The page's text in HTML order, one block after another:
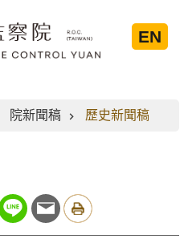
EN
院新聞稿 歷史新聞稿